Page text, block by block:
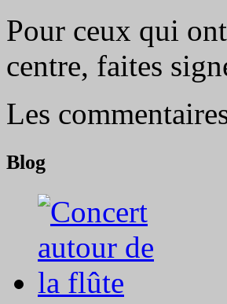
Pour ceux qui
centre, faites
Les
Blog